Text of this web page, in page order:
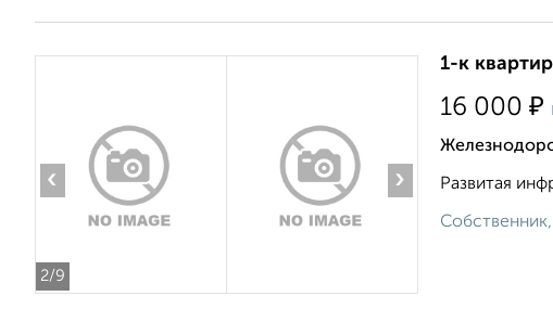
2/9
‹ ›
1-к
16 000 ₽
Развитая